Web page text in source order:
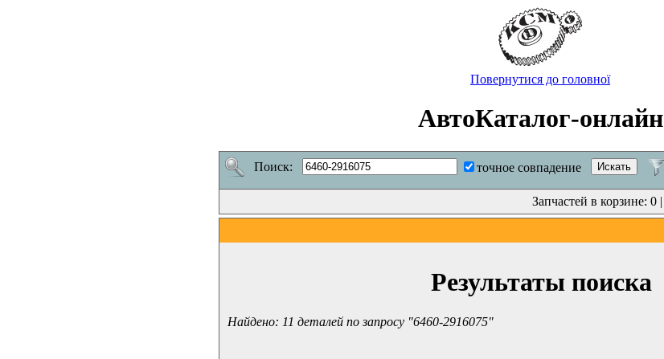
Повернутися до головної
АвтоКаталог-онлайн
Поиск: точное совпадение
Запчастей в корзине: 0 |
Результаты поиска
Найдено: 11 деталей по запросу "6460-2916075"